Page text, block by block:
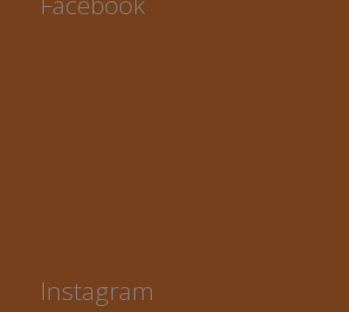
Instagram